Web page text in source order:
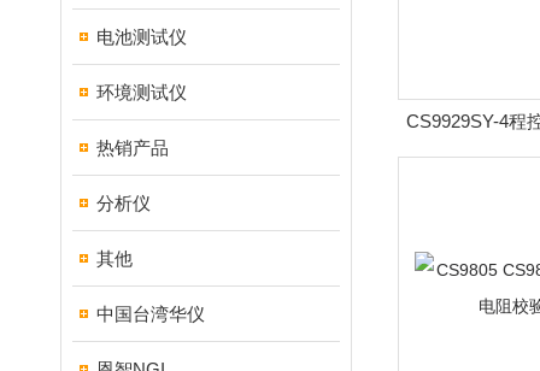
电池测试仪
环境测试仪
热销产品
分析仪
其他
中国台湾华仪
CS9929SY-4程
测